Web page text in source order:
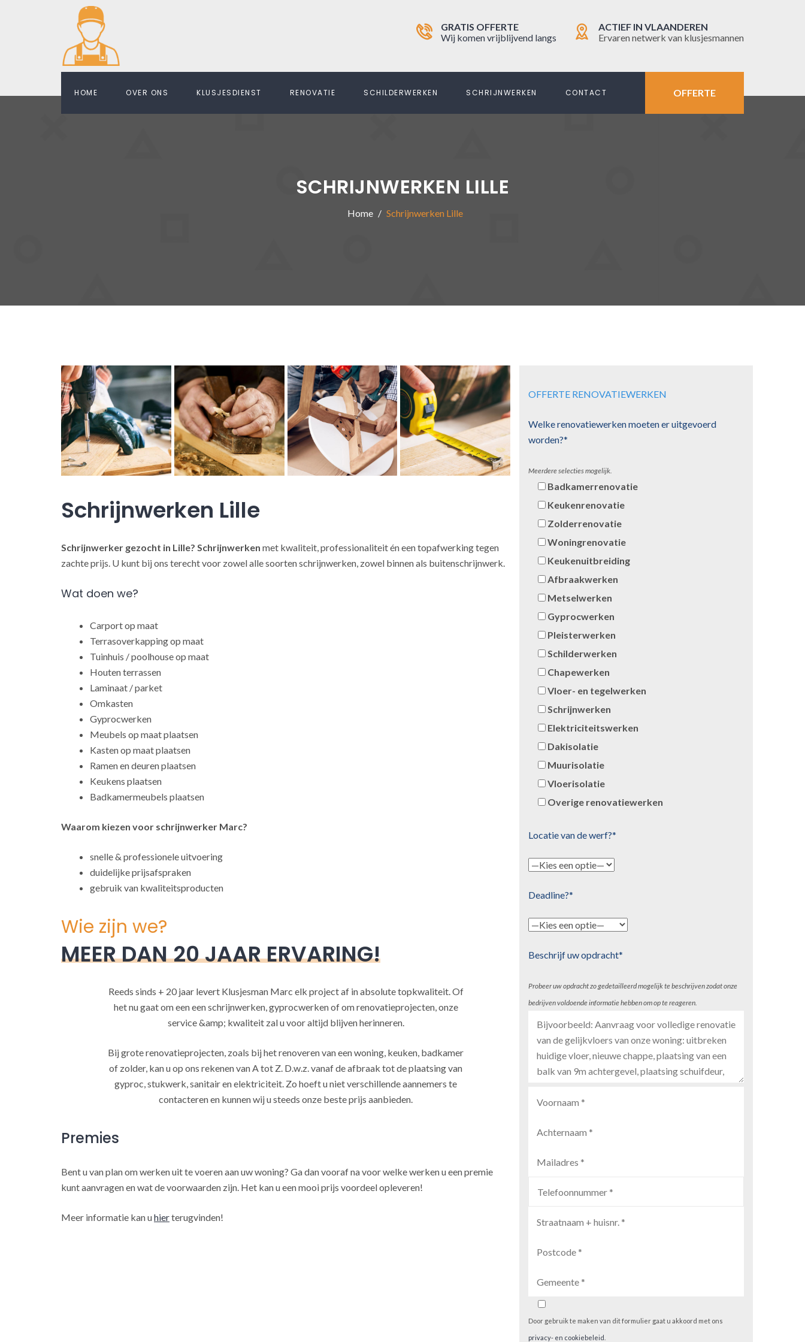
GRATIS OFFERTE
Wij komen vrijblijvend langs
ACTIEF IN VLAANDEREN
Ervaren netwerk van klusjesmannen
HOME OVER ONS KLUSJESDIENST RENOVATIE SCHILDERWERKEN SCHRIJNWERKEN CONTACT OFFERTE
SCHRIJNWERKEN LILLE
Home Schrijnwerken Lille
Schrijnwerken Lille
Schrijnwerker gezocht in Lille? Schrijnwerken met kwaliteit, professionaliteit én een topafwerking tegen
zachte prijs. U kunt bij ons terecht voor zowel alle soorten schrijnwerken, zowel binnen als buitenschrijnwerk.
Wat doen we?
Carport op maat
Terrasoverkapping op maat
Tuinhuis / poolhouse op maat
Houten terrassen
Laminaat / parket
Omkasten
Gyprocwerken
Meubels op maat plaatsen
Kasten op maat plaatsen
Ramen en deuren plaatsen
Keukens plaatsen
Badkamermeubels plaatsen
Waarom kiezen voor schrijnwerker Marc?
snelle & professionele uitvoering
duidelijke prijsafspraken
gebruik van kwaliteitsproducten
Wie zijn we?
MEER DAN 20 JAAR ERVARING!
Reeds sinds + 20 jaar levert Klusjesman Marc elk project af in absolute topkwaliteit. Of
het nu gaat om een een schrijnwerken, gyprocwerken of om renovatieprojecten, onze
service &amp; kwaliteit zal u voor altijd blijven herinneren.
Bij grote renovatieprojecten, zoals bij het renoveren van een woning, keuken, badkamer
of zolder, kan u op ons rekenen van A tot Z. D.w.z. vanaf de afbraak tot de plaatsing van
gyproc, stukwerk, sanitair en elektriciteit. Zo hoeft u niet verschillende aannemers te
contacteren en kunnen wij u steeds onze beste prijs aanbieden.
Premies
Bent u van plan om werken uit te voeren aan uw woning? Ga dan vooraf na voor welke werken u een premie
kunt aanvragen en wat de voorwaarden zijn. Het kan u een mooi prijs voordeel opleveren!
Meer informatie kan uhierterugvinden!
OFFERTE RENOVATIEWERKEN
Welke renovatiewerken moeten er uitgevoerd
worden?*
Meerdere selecties mogelijk.
Badkamerrenovatie
Keukenrenovatie
Zolderrenovatie
Woningrenovatie
Keukenuitbreiding
Afbraakwerken
Metselwerken
Gyprocwerken
Pleisterwerken
Schilderwerken
Chapewerken
Vloer- en tegelwerken
Schrijnwerken
Elektriciteitswerken
Dakisolatie
Muurisolatie
Vloerisolatie
Overige renovatiewerken
Locatie van de werf?*
Deadline?*
Beschrijf uw opdracht*
Probeer uw opdracht zo gedetailleerd mogelijk te beschrijven zodat onze
bedrijven voldoende informatie hebben om op te reageren.
Door gebruik te maken van dit formulier gaat u akkoord met ons
privacy- en cookiebeleid